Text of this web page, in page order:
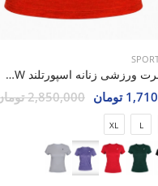
تی شرت ورزشی زنانه اسپورتلند SHIFT Lumin W
تومان 2,850,000 تومان
L
XL